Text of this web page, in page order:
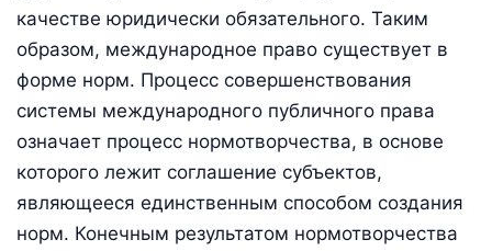
качестве юридически обязательного. Таким
образом, международное право существует в
форме норм. Процесс совершенствования
системы международного публичного права
означает процесс нормотворчества, в основе
которого лежит соглашение субъектов,
являющееся единственным способом создания
норм. Конечным результатом нормотворчества